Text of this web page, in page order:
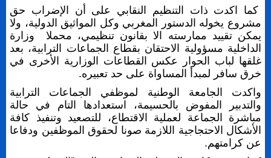
كما اكدت ذات التنظيم النقابي على أن الإضراب حق
مشروع يخوله الدستور المغربي وكل المواثيق الدولية، ولا
يمكن تقييد ممارسته الا بقانون تنظيمي، محملا وزارة
الداخلية مسؤولية الاحتقان بقطاع الجماعات الترابية، بعد
غلقها لباب الحوار عكس القطاعات الوزارية الأخرى في
خرق سافر لمبدأ المساواة على حد تعبيره.
واكدت الجامعة الوطنية لموظفي الجماعات الترابية
والتدبير المفوض بالحسيمة، استعدادها التام في حالة
مباشرة الجماعة لعملية الاقتطاع، للتصعيد وتنفيذ كافة
الأشكال الاحتجاجية اللازمة صونا لحقوق الموظفين ودفاعا
عن كرامتهم.